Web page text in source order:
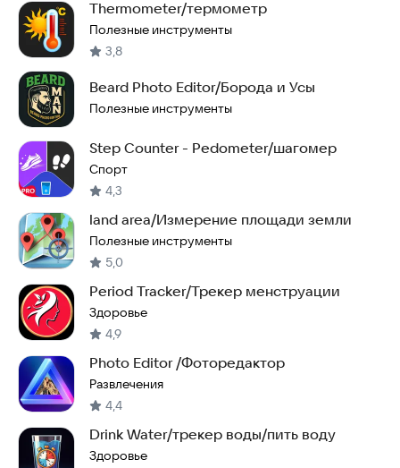
Thermometer/термометр
Полезные инструменты
3,8
Beard Photo Editor/Борода и Усы
Полезные инструменты
Step Counter - Pedometer/шагомер
Спорт
4,3
land area/Измерение площади земли
Полезные инструменты
5,0
Period Tracker/Трекер менструации
Здоровье
4,9
Photo Editor /Фоторедактор
Развлечения
4,4
Drink Water/трекер воды/пить воду
Здоровье